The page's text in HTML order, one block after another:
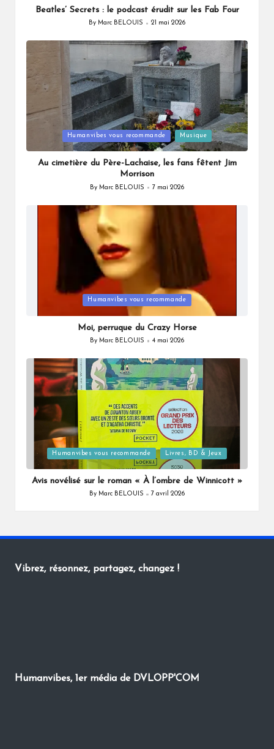
Beatles’ Secrets : le podcast érudit sur les Fab Four
Posted
By Marc BELOUIS 21 mai 2026
Humanvibes vous recommande Musique
Au cimetière du Père-Lachaise, les fans fêtent Jim
Morrison
Posted
By Marc BELOUIS 7 mai 2026
Humanvibes vous recommande
Moi, perruque du Crazy Horse
Posted
By Marc BELOUIS 4 mai 2026
Posted
in
Humanvibes vous recommande Livres, BD & Jeux
Avis novélisé sur le roman « À l’ombre de Winnicott »
Posted
By Marc BELOUIS 7 avril 2026
Vibrez, résonnez, partagez, changez !
Humanvibes, 1er média de DVLOPP'COM